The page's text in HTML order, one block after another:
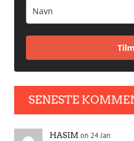
SENESTE
HASIM on 24 Jan